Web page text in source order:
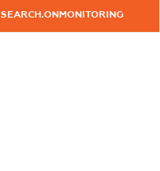
SEARCH.ONMONITORING